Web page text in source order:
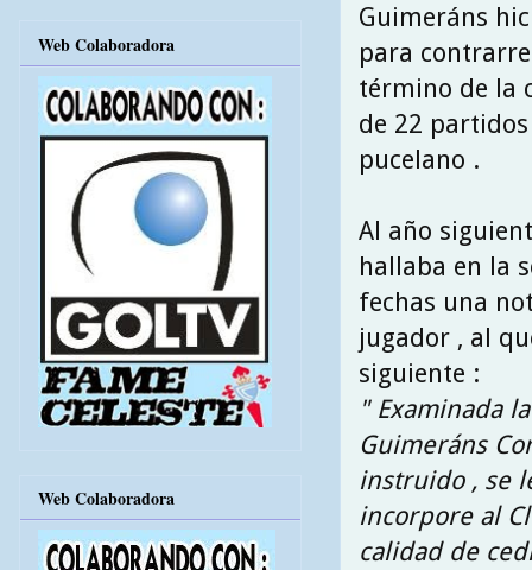
Guimeráns
para
término de la
de 22
pucelano .
Al año
hallaba en la
fechas una
jugador , al
siguiente :
" Examinada
Guimeráns
instruido , se
incorpore al
calidad de
Web Colaboradora
Web Colaboradora